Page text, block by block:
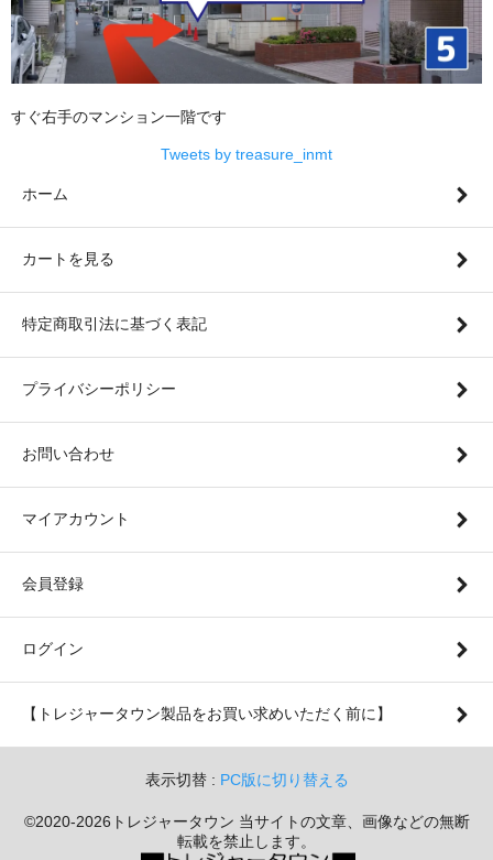
すぐ右手のマンション一階です
Tweets by treasure_inmt
ホーム
カートを見る
特定商取引法に基づく表記
プライバシーポリシー
お問い合わせ
マイアカウント
会員登録
ログイン
【トレジャータウン製品をお買い求めいただく前に】
表示切替 : PC版に切り替える
©2020-2026トレジャータウン 当サイトの文章、画像などの無断
転載を禁止します。